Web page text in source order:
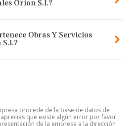
Orion S.l.?
Obras Y Servicios
procede de la base de datos de
aprecias que existe algún error por favor
de la empresa a la dirección